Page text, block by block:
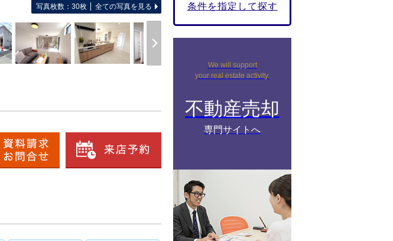
写真枚数：30枚 全ての写真を見る 条件を指定して探す
We will support
your real estate activity.
不動産売却
専門サイトへ